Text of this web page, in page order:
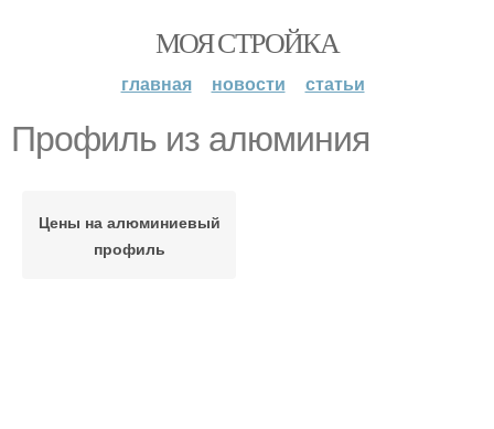
МОЯ СТРОЙКА
главная новости статьи
Профиль из алюминия
Цены на алюминиевый
профиль